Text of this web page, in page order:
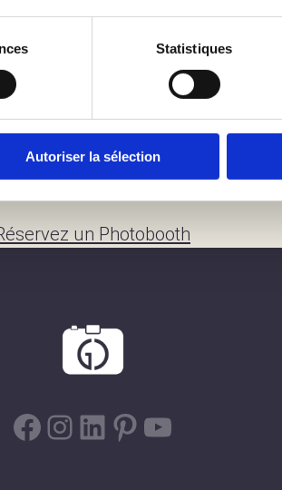
Statistiques
Autoriser la sélection
un Photobooth
Facebook
Instagram
LinkedIn
Pinterest
YouTube